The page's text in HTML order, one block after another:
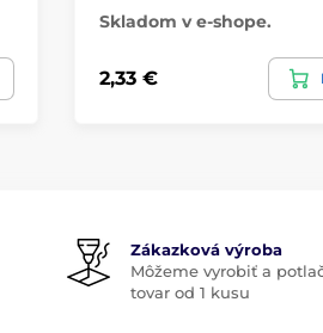
Skladom v e-shope.
2,33 €
Zákazková výroba
Môžeme vyrobiť a
tovar od 1 kusu